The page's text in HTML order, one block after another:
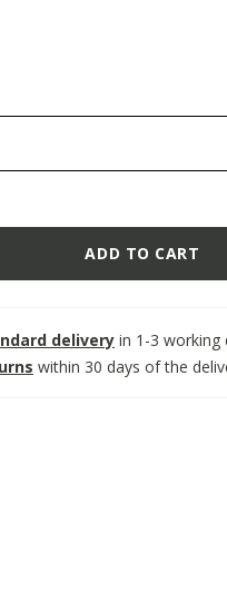
ADD TO CART
delivery in 1-3 working
within 30 days of the